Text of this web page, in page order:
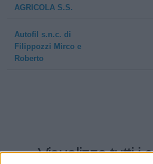
AGRICOLA S.S.
Autofil s.n.c. di
Filippozzi Mirco e
Roberto
Visualizza tutti i